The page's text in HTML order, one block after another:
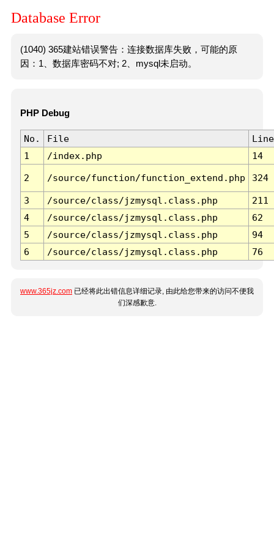
Database Error
(1040) 365建站错误警告：连接数据库失败，可能的原
因：1、数据库密码不对; 2、mysql未启动。
PHP Debug
No. File
Line
1
/index.php 14
2 /source/function/function_extend.php 324
3 /source/class/jzmysql.class.php
211
4
/source/class/jzmysql.class.php
62
5
/source/class/jzmysql.class.php
94
6
/source/class/jzmysql.class.php 76
www.365jz.com 已经将此出错信息详细记录, 由此给您带来的访问不便我
们深感歉意.